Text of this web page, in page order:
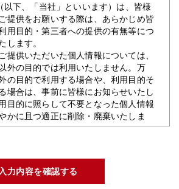
以下、「当社」といいます）は、皆様
提供をお願いする際は、あらかじめ皆
用目的・第三者への提供の有無等につ
します。
提供いただいた個人情報については、
外の目的では利用いたしません。万
の目的で利用する場合や、利用目的そ
場合は、事前に皆様にお知らせいたし
目的に照らして不要となった個人情報
かに且つ適正に削除・廃棄いたしま
ずれかに該当する場合を除き、個人情
にある第三者を含む）に開示または提